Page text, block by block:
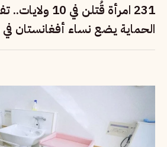
231 امرأة قُتلن
الحماية يضع نساء أفغانستان في